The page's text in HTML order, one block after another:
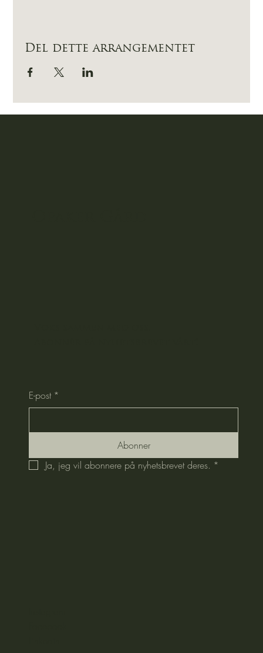
Del dette arrangementet
E-post *
Abonner
Ja, jeg vil abonnere på nyhetsbrevet deres. *